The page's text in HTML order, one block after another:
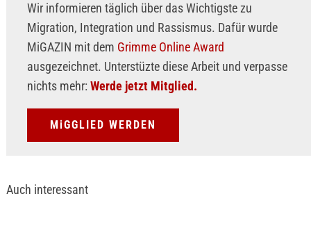
Wir informieren täglich über das Wichtigste zu
Migration, Integration und Rassismus. Dafür wurde
MiGAZIN mit dem Grimme Online Award
ausgezeichnet. Unterstüzte diese Arbeit und verpasse
nichts mehr: Werde jetzt Mitglied.
MiGGLIED WERDEN
Auch interessant